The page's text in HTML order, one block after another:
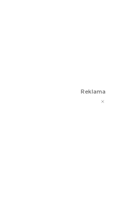
Reklama